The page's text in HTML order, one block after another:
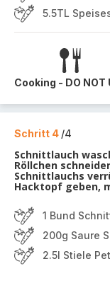
5.5TL
Cooking - DO NOT
Schritt 4 /4
Schnittlauch
Röllchen
Schnittlauchs
Hacktopf geben,
1 Bund
200g Saure
2.5l Stiele